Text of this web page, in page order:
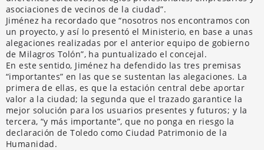
asociaciones de vecinos de la ciudad”.
Jiménez ha recordado que “nosotros nos encontramos con
un proyecto, y así lo presentó el Ministerio, en base a unas
alegaciones realizadas por el anterior equipo de gobierno
de Milagros Tolón”, ha puntualizado el concejal.
En este sentido, Jiménez ha defendido las tres premisas
“importantes” en las que se sustentan las alegaciones. La
primera de ellas, es que la estación central debe aportar
valor a la ciudad; la segunda que el trazado garantice la
mejor solución para los usuarios presentes y futuros; y la
tercera, “y más importante”, que no ponga en riesgo la
declaración de Toledo como Ciudad Patrimonio de la
Humanidad.